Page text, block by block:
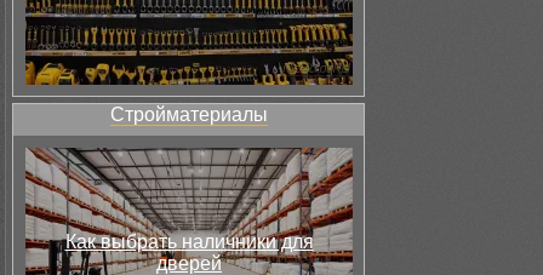
Стройматериалы
Как выбрать наличники для
дверей